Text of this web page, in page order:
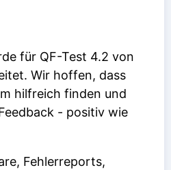
für QF-Test 4.2 von
Wir hoffen, dass
hilfreich finden und
- positiv wie
Fehlerreports,